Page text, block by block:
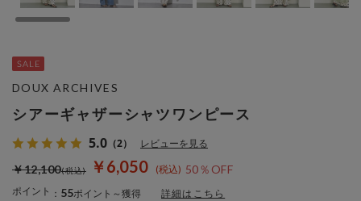
シアーギャザーシャツワンピース
5.0 （2） レビューを見る
￥6,050 50％OFF
￥12,100
ポイント ： 55ポイント～獲得 詳細はこちら
DOUX ARCHIVES